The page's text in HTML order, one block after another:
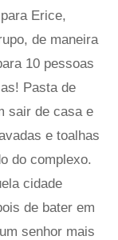
Erice,
de maneira
10 pessoas
Pasta de
sair de casa e
e toalhas
do complexo.
cidade
de bater em
senhor mais